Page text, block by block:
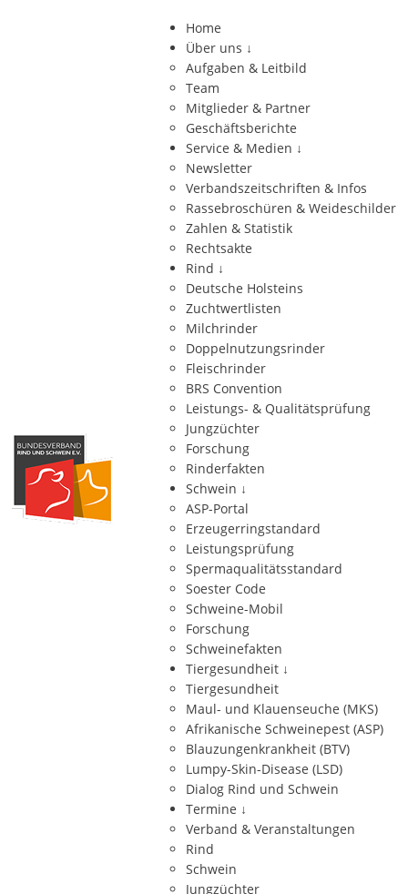
Home
Über uns ↓
Aufgaben & Leitbild
Team
Mitglieder & Partner
Geschäftsberichte
Service & Medien ↓
Newsletter
Verbandszeitschriften & Infos
Rassebroschüren & Weideschilder
Zahlen & Statistik
Rechtsakte
Rind ↓
Deutsche Holsteins
Zuchtwertlisten
Milchrinder
Doppelnutzungsrinder
Fleischrinder
BRS Convention
Leistungs- & Qualitätsprüfung
Jungzüchter
Forschung
Rinderfakten
Schwein ↓
ASP-Portal
Erzeugerringstandard
Leistungsprüfung
Spermaqualitätsstandard
Soester Code
Schweine-Mobil
Forschung
Schweinefakten
Tiergesundheit ↓
Tiergesundheit
Maul- und Klauenseuche (MKS)
Afrikanische Schweinepest (ASP)
Blauzungenkrankheit (BTV)
Lumpy-Skin-Disease (LSD)
Dialog Rind und Schwein
Termine ↓
Verband & Veranstaltungen
Rind
Schwein
Jungzüchter